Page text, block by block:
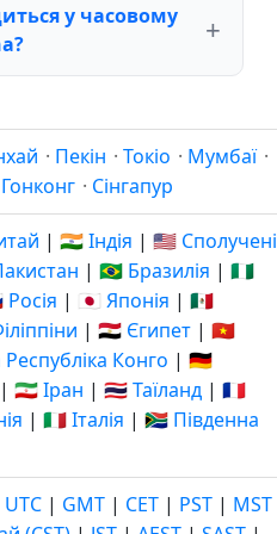
у часовому
· Пекін · Токіо · Мумбаї ·
Гонконг · Сінгапур
| 🇮🇳 Індія | 🇺🇸 Сполучені
| 🇧🇷 Бразилія | 🇳🇬
Росія | 🇯🇵 Японія | 🇲🇽
| 🇪🇬 Єгипет | 🇻🇳
Конго | 🇩🇪
| 🇮🇷 Іран | 🇹🇭 Таїланд | 🇫🇷
| 🇮🇹 Італія | 🇿🇦 Південна
UTC | GMT | CET | PST | MST